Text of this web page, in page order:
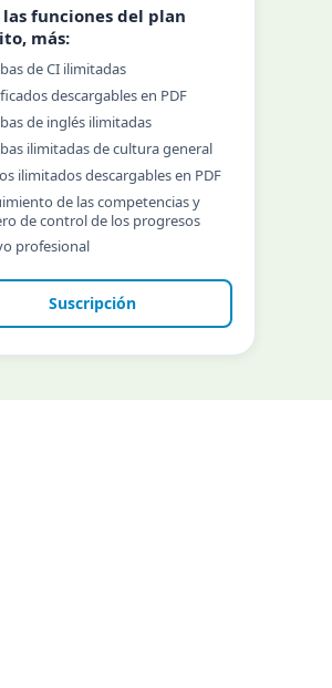
las funciones del plan
más:
de CI ilimitadas
descargables en PDF
de inglés ilimitadas
ilimitadas de cultura general
ilimitados descargables en PDF
de las competencias y
de control de los progresos
profesional
Suscripción